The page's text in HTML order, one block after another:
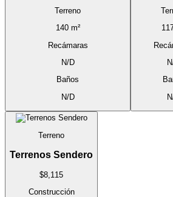
Terreno
140 m²
Recámaras
N/D
Baños
N/D
Terreno
Terrenos Sendero
$8,115
Construcción